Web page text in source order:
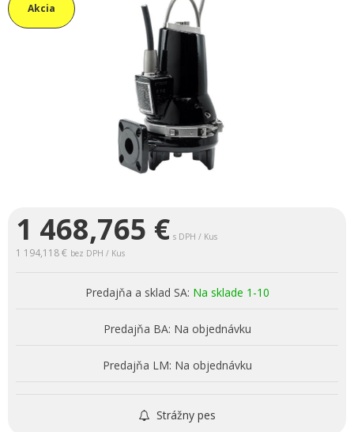
Akcia
1 468,765 € s DPH / Kus
1 194,118 € bez DPH / Kus
Predajňa a sklad SA: Na sklade 1-10
Predajňa BA: Na objednávku
Predajňa LM: Na objednávku
Strážny pes